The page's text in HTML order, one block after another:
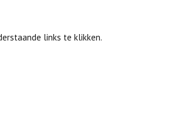
links te klikken.